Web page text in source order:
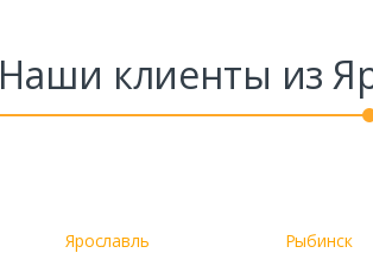
Наши клиенты из
Ярославль Рыбинск